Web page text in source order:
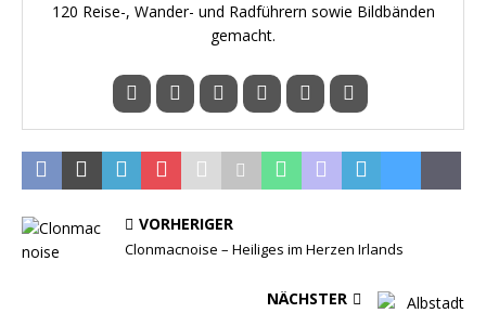
120 Reise-, Wander- und Radführern sowie Bildbänden
gemacht.
VORHERIGER
Clonmacnoise – Heiliges im Herzen Irlands
NÄCHSTER